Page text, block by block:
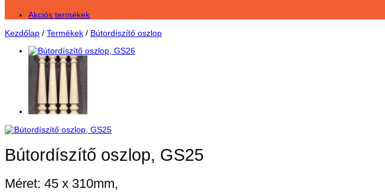
Akciós termékek
Kezdőlap / Termékek / Bútordíszítő oszlop
Bútordíszítő oszlop, GS25
Méret: 45 x 310mm,